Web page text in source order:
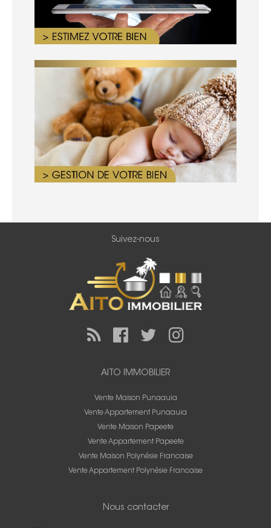
Suivez-nous
AITO IMMOBILIER
Vente Maison Punaauia
Vente Appartement Punaauia
Vente Maison Papeete
Vente Appartement Papeete
Vente Maison Polynésie Francaise
Vente Appartement Polynésie Francaise
Nous contacter